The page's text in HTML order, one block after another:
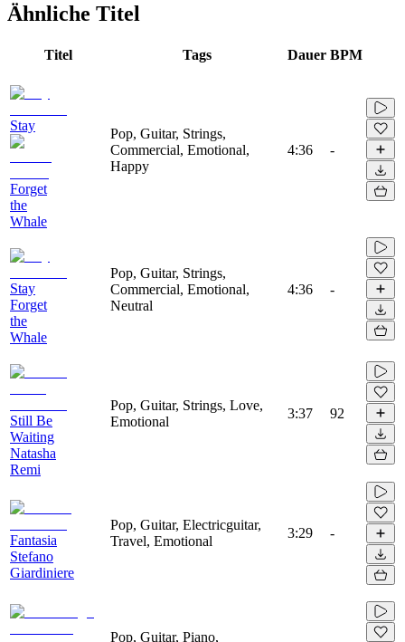
Ähnliche Titel
Titel Tags Dauer BPM
Stay
Forget
the
Whale
Pop, Guitar, Strings,
Commercial, Emotional,
Happy
4:36 -
Stay
Forget
the
Whale
Pop, Guitar, Strings,
Commercial, Emotional,
Neutral
4:36 -
Still Be
Waiting
Natasha
Remi
Pop, Guitar, Strings, Love,
Emotional
3:37 92
Fantasia
Stefano
Giardiniere
Pop, Guitar, Electricguitar,
Travel, Emotional
3:29 -
Pop, Guitar, Piano,